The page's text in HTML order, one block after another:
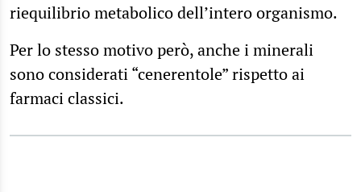
riequilibrio metabolico dell’intero organismo.
Per lo stesso motivo però, anche i minerali
sono considerati “cenerentole” rispetto ai
farmaci classici.